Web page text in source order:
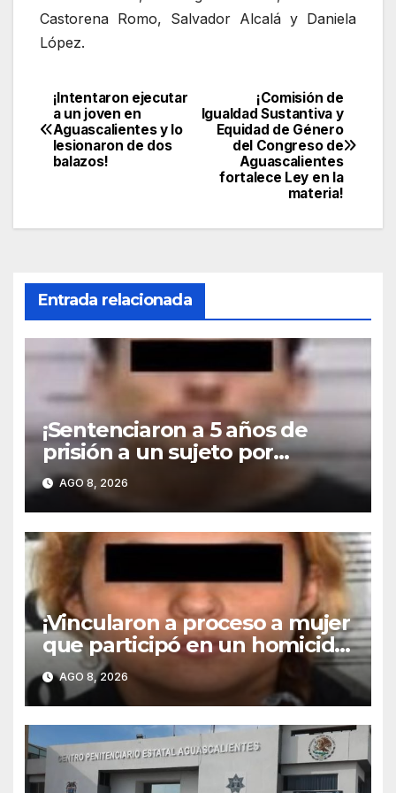
Castorena Romo, Salvador Alcalá y Daniela
López.
Navegación
de
¡Comisión de
Igualdad Sustantiva y
Equidad de Género
del Congreso de
Aguascalientes
fortalece Ley en la
materia!
¡Intentaron ejecutar
a un joven en
Aguascalientes y lo
lesionaron de dos
balazos!
Entrada relacionada
¡Sentenciaron a 5 años de
prisión a un sujeto por
atentados a la seguridad de
la comunidad!
AGO 8, 2026
¡Vincularon a proceso a mujer
que participó en un homicidio
en la colonia Balcones!
AGO 8, 2026